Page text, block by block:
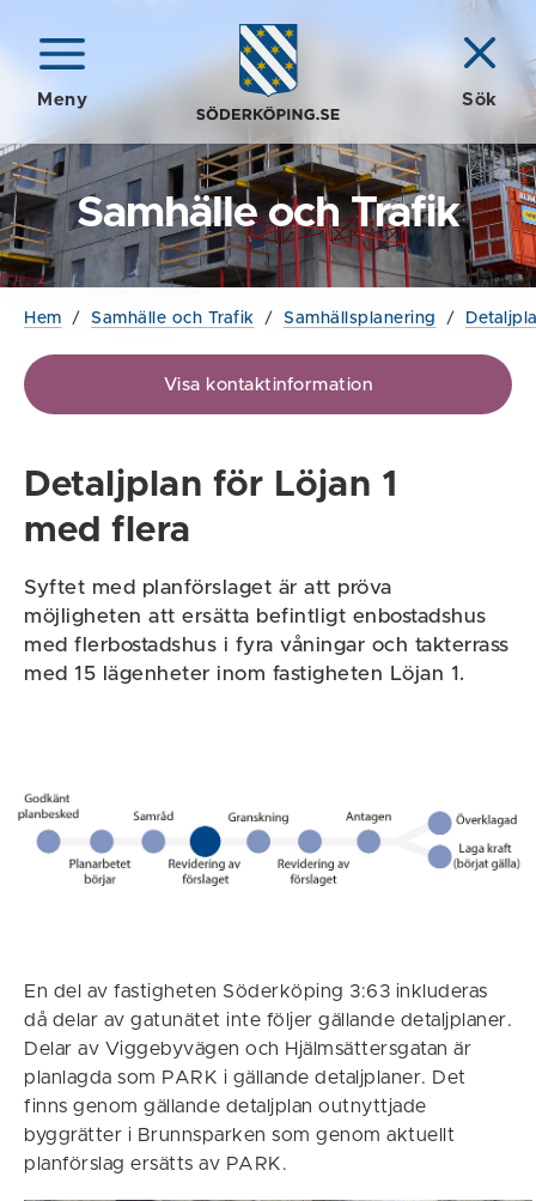
Meny Sök
Samhälle och Trafik
Hem / Samhälle och Trafik / Samhällsplanering /
Visa kontaktinformation
Detaljplan för Löjan 1
med flera
Syftet med planförslaget är att pröva
möjligheten att ersätta befintligt enbostadshus
med flerbostadshus i fyra våningar och takterrass
med 15 lägenheter inom fastigheten Löjan 1.
En del av fastigheten Söderköping 3:63 inkluderas
då delar av gatunätet inte följer gällande detaljplaner.
Delar av Viggebyvägen och Hjälmsättersgatan är
planlagda som PARK i gällande detaljplaner. Det
finns genom gällande detaljplan outnyttjade
byggrätter i Brunnsparken som genom aktuellt
planförslag ersätts av PARK.